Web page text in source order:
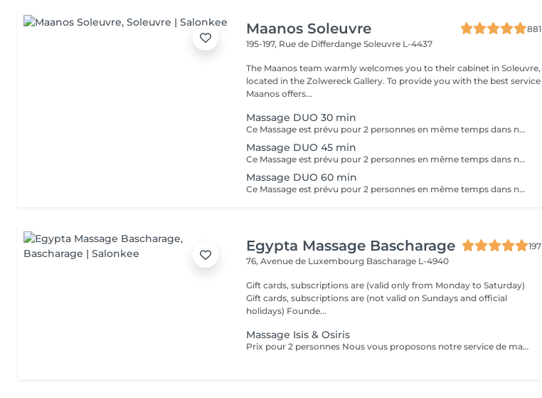
Maanos Soleuvre
881
195-197, Rue de DifferdangeSoleuvre L-4437
The Maanos team warmly welcomes you to their cabinet in Soleuvre,
located in the Zolwereck Gallery. To provide you with the best service
Maanos offers...
Massage DUO 30 min
Ce Massage est prévu pour 2 personnes en même temps dans notre cabine DUO (2 cabines séparées aussi possible sur demande en arrivant). Les 2 massages seront Sur Mesure, en fonction des envies et des besoins de chacun.
Massage DUO 45 min
Ce Massage est prévu pour 2 personnes en même temps dans notre cabine DUO (2 cabines séparées aussi possible sur demande en arrivant). Les 2 massages seront Sur Mesure, en fonction des envies et des besoins de chacun.
Massage DUO 60 min
Ce Massage est prévu pour 2 personnes en même temps dans notre cabine DUO (2 cabines séparées aussi possible sur demande en arrivant). Les 2 massages seront Sur Mesure, en fonction des envies et des besoins de chacun.
Egypta Massage Bascharage
197
76, Avenue de Luxembourg Bascharage L-4940
Gift cards, subscriptions are (valid only from Monday to Saturday)
Gift cards, subscriptions are (not valid on Sundays and official
holidays) Founde...
Massage Isis & Osiris
Prix pour 2 personnes Nous vous proposons notre service de massage pour couples. Le massage en couple vous permet de profiter de notre massothérapie en compagnie de votre conjoint dans une seule pièce. Cela permettrait aux couples d'en profiter doublement. Le couple bénéficie d'un moment en or pour renouer avec l'autre et ils peuvent apprendre comment prendre soin l'un de l'autre ou se mettre à l'aise mutuellement.